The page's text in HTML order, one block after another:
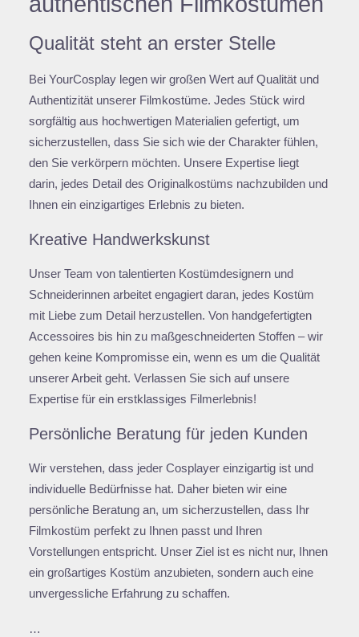
Qualität steht an erster Stelle
Bei YourCosplay legen wir großen Wert auf Qualität und
Authentizität unserer Filmkostüme. Jedes Stück wird
sorgfältig aus hochwertigen Materialien gefertigt, um
sicherzustellen, dass Sie sich wie der Charakter fühlen,
den Sie verkörpern möchten. Unsere Expertise liegt
darin, jedes Detail des Originalkostüms nachzubilden und
Ihnen ein einzigartiges Erlebnis zu bieten.
Kreative Handwerkskunst
Unser Team von talentierten Kostümdesignern und
Schneiderinnen arbeitet engagiert daran, jedes Kostüm
mit Liebe zum Detail herzustellen. Von handgefertigten
Accessoires bis hin zu maßgeschneiderten Stoffen – wir
gehen keine Kompromisse ein, wenn es um die Qualität
unserer Arbeit geht. Verlassen Sie sich auf unsere
Expertise für ein erstklassiges Filmerlebnis!
Persönliche Beratung für jeden Kunden
Wir verstehen, dass jeder Cosplayer einzigartig ist und
individuelle Bedürfnisse hat. Daher bieten wir eine
persönliche Beratung an, um sicherzustellen, dass Ihr
Filmkostüm perfekt zu Ihnen passt und Ihren
Vorstellungen entspricht. Unser Ziel ist es nicht nur, Ihnen
ein großartiges Kostüm anzubieten, sondern auch eine
unvergessliche Erfahrung zu schaffen.
…